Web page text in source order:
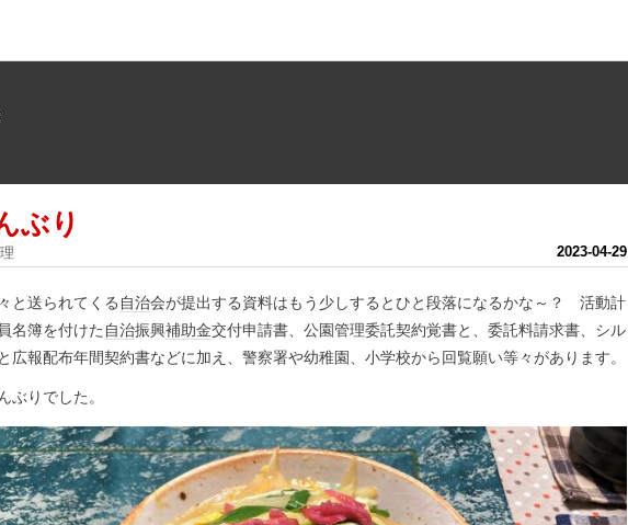
2023-04-29
ぶり
と送られてくる 自治会が提出する資料はもう少しするとひと段落になるかな～？ 活動計
名簿を付けた 自治振興補助金交付申請書、公園管理委託契約覚書と、委託料請求書、シル
広報配布年間契約書などに加え、警察署や幼稚園、小学校から回覧願い等々があります。
ぶりでした。